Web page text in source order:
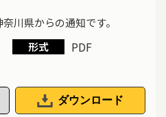
川県からの通知です。
形式 PDF
ダウンロード